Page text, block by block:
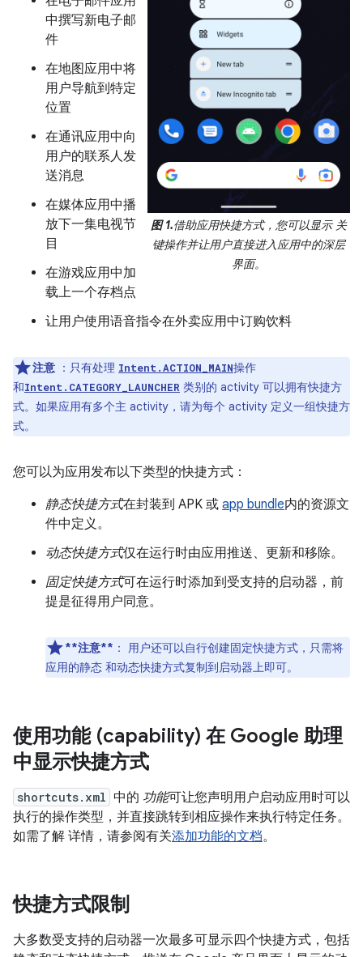
图 1.借助应用快捷方式，您可以显示 关
键操作并让用户直接进入应用中的深层
界面。
中撰写新电子邮
件
在地图应用中将
用户导航到特定
位置
在通讯应用中向
用户的联系人发
送消息
在媒体应用中播
放下一集电视节
目
在游戏应用中加
载上一个存档点
让用户使用语音指令在外卖应用中订购饮料
注意 ：只有处理 Intent.ACTION_MAIN操作
和Intent.CATEGORY_LAUNCHER 类别的 activity 可以拥有快捷方
式。如果应用有多个主 activity，请为每个 activity 定义一组快捷方
式。
您可以为应用发布以下类型的快捷方式：
静态快捷方式在封装到 APK 或 app bundle内的资源文
件中定义。
动态快捷方式仅在运行时由应用推送、更新和移除。
固定快捷方式可在运行时添加到受支持的启动器，前
提是征得用户同意。
**注意** ：
用户还可以自行创建固定快捷方式，只需将
应用的静态 和动态快捷方式复制到启动器上即可。
使用功能 (capability) 在 Google 助理
中显示快捷方式
shortcuts.xml 中的 功能可让您声明用户启动应用时可以
执行的操作类型，并直接跳转到相应操作来执行特定任务。
如需了解 详情，请参阅有关添加功能的文档。
快捷方式限制
大多数受支持的启动器一次最多可显示四个快捷方式，包括